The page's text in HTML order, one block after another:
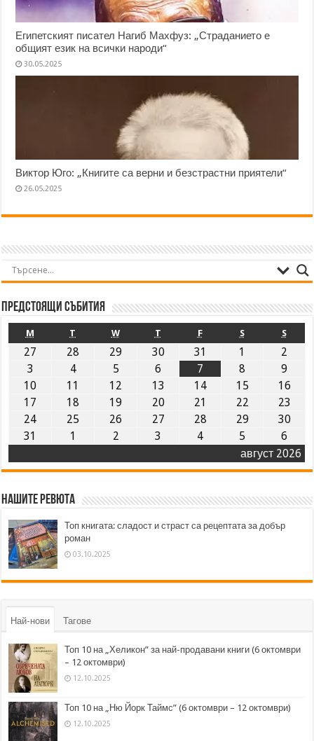
Египетският писател Нагиб Махфуз: „Страданието е
общият език на всички народи“
30.05.2025
Виктор Юго: „Книгите са верни и безстрастни приятели“
26.05.2025
Предстоящи събития
август 2026
M T W T F S S
27 28 29 30 31 1
2
3
4 5 6 7 8
9
10
11 12 13 14 15
16
17
18 19 20 21 22
23
24
25 26 27 28 29
30
31
1 2 3 4 5 6
Нашите ревюта
Топ книгата: сладост и страст са рецептата за добър
роман
03.10.2025
Най-нови Тагове
Топ 10 на „Хеликон” за най-продавани книги (6 октомври
– 12 октомври)
12.10.2025
Топ 10 на „Ню Йорк Таймс” (6 октомври – 12 октомври)
12.10.2025